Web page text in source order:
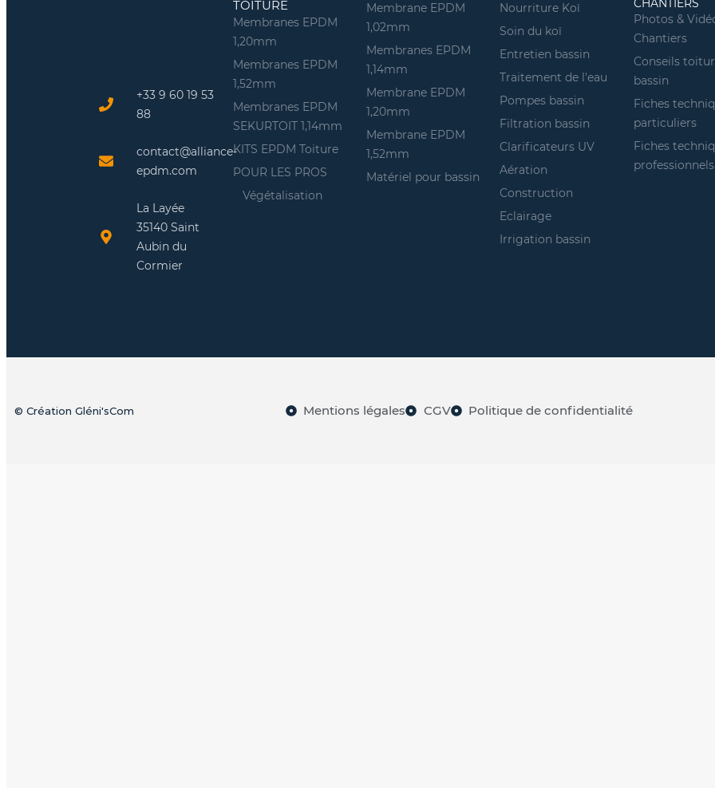
+33 9 60 19 53
88
contact@alliance-
epdm.com
La Layée
35140 Saint
Aubin du
Cormier
TOITURE
Membranes EPDM
1,20mm
Membranes EPDM
1,52mm
Membranes EPDM
SEKURTOIT 1,14mm
KITS EPDM Toiture
POUR LES PROS
Végétalisation
Membrane EPDM
1,02mm
Membranes EPDM
1,14mm
Membrane EPDM
1,20mm
Membrane EPDM
1,52mm
Matériel pour bassin
Nourriture Koï
Soin du koï
Entretien bassin
Traitement de l'eau
Pompes bassin
Filtration bassin
Clarificateurs UV
Aération
Construction
Eclairage
Irrigation bassin
CHANTIERS
Photos &
Chantiers
Conseils
bassin
Fiches
particuliers
Fiches
professionnels
© Création Gléni'sCom Mentions légales CGV Politique de confidentialité